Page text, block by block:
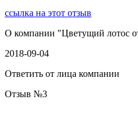
ссылка на этот отзыв
О компании "Цветущий лотос
2018-09-04
Ответить от лица компании
Отзыв №3